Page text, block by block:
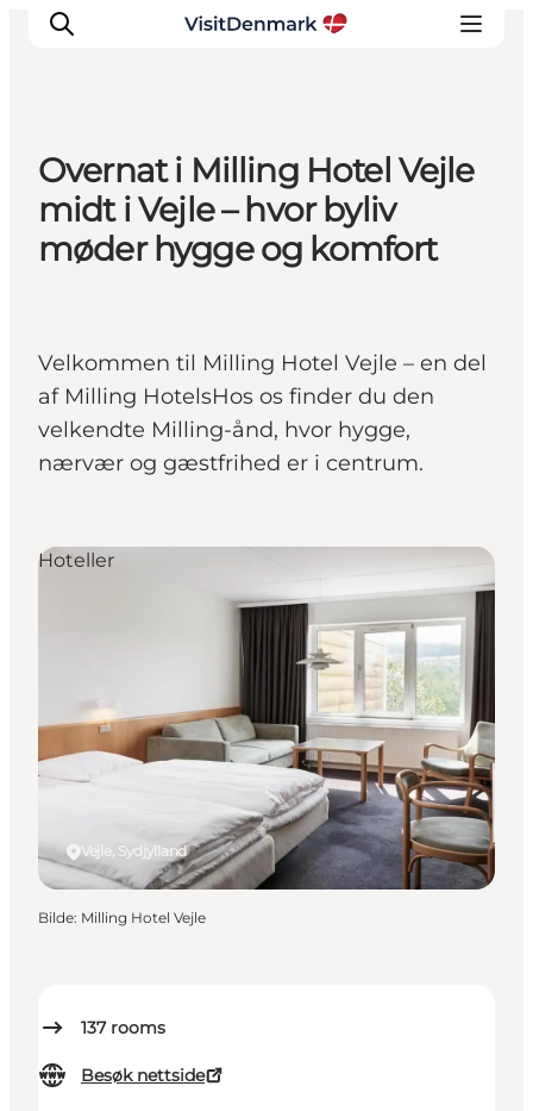
Inspirasjon
Reisemål
Aktiviteter
Overnat i Milling Hotel Vejle
midt i Vejle – hvor byliv
møder hygge og komfort
Velkommen til Milling Hotel Vejle – en del
af Milling HotelsHos os finder du den
velkendte Milling-ånd, hvor hygge,
nærvær og gæstfrihed er i centrum.
137 rooms
Besøk nettside
Vejle, Sydjylland
Hoteller
Bilde: Milling Hotel Vejle